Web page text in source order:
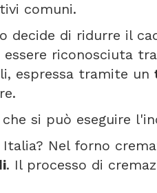
comuni.
decide di ridurre il
riconosciuta
espressa tramite un
si può eseguire
Nel forno
. Il processo di